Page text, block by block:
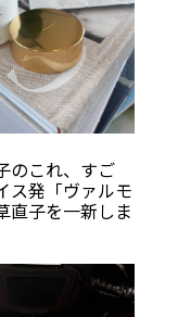
のこれ、すご
ス発「ヴァルモ
直子を一新しま